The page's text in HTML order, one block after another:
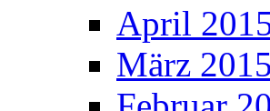
April
März 2015